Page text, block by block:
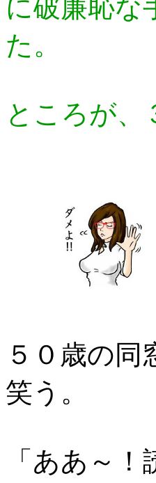
に破廉恥な
た。
ところが、
５０歳の
笑う。
「ああ～